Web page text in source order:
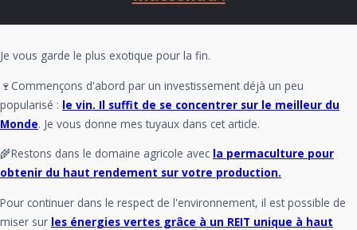
Je vous garde le plus exotique pour la fin.
🍷Commençons d'abord par un investissement déjà un peu
popularisé : le vin. Il suffit de se concentrer sur le meilleur du
Monde. Je vous donne mes tuyaux dans cet article.
🌾Restons dans le domaine agricole avec la permaculture pour
obtenir du haut rendement sur votre production.
Pour continuer dans le respect de l'environnement, il est possible de
miser sur les énergies vertes grâce à un REIT unique à haut